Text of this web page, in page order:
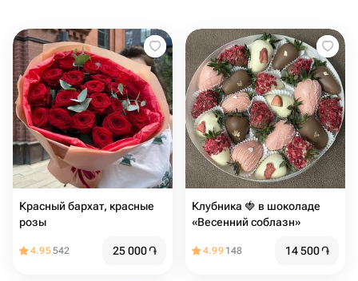
Красный бархат️, красные
розы
4.95542 25 000֏
Клубника 🍓 в шоколаде
«Весенний соблазн»
4.99 148 14 500֏